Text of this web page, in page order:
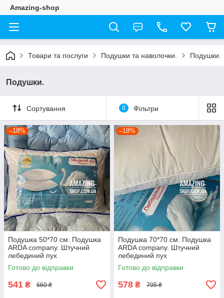
Amazing-shop
Товари та послуги Подушки та наволочки. Подушки.
Подушки.
Сортування 0 Фільтри
–18%
Подушка 50*70 см. Подушка
ARDA company. Штучний
лебединий пух
Готово до відправки
541 ₴ 660 ₴
–18%
Подушка 70*70 см. Подушка
ARDA company. Штучний
лебединий пух
Готово до відправки
578 ₴ 705 ₴